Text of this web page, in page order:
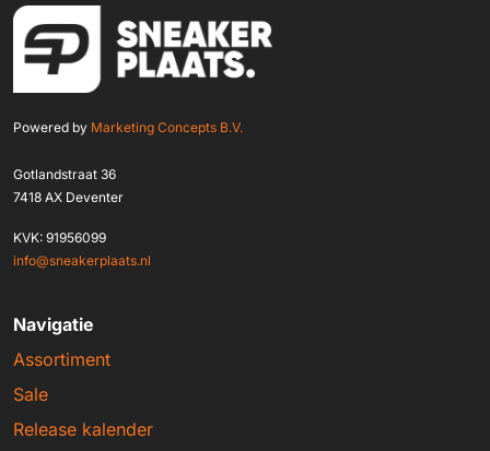
Powered by Marketing Concepts B.V.
Gotlandstraat 36
7418 AX Deventer
KVK: 91956099
info@sneakerplaats.nl
Navigatie
Assortiment
Sale
Release kalender